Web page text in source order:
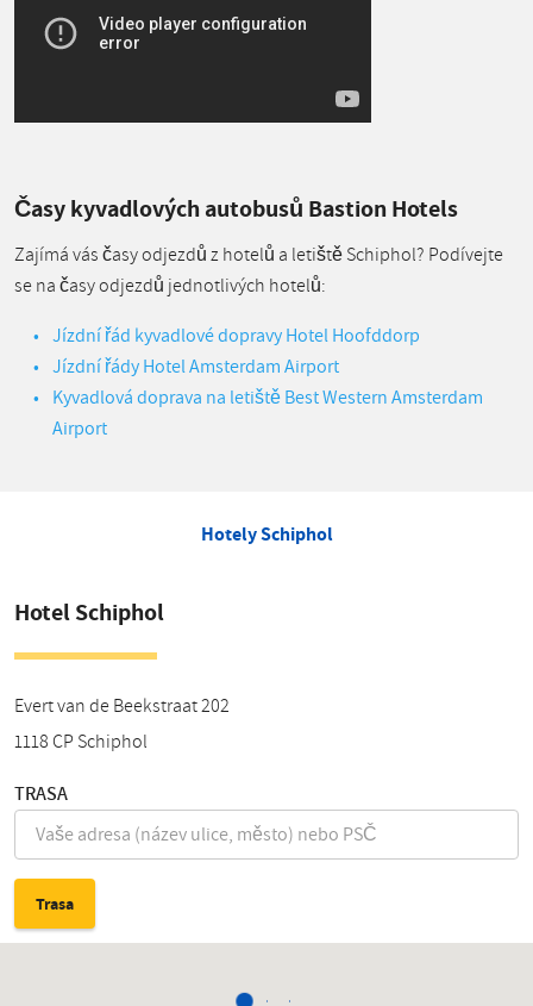
Časy kyvadlových autobusů Bastion Hotels
Zajímá vás časy odjezdů z hotelů a letiště Schiphol? Podívejte
se na časy odjezdů jednotlivých hotelů:
Jízdní řád kyvadlové dopravy Hotel Hoofddorp
Jízdní řády Hotel Amsterdam Airport
Kyvadlová doprava na letiště Best Western Amsterdam
Airport
Hotely Schiphol
Hotel Schiphol
Evert van de Beekstraat 202
1118 CP Schiphol
TRASA
Trasa